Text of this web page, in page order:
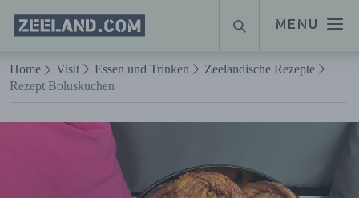
Naar hoofdinhoud
MENU
Homepage
Zeeland.com
SUCHE
Home Visit Essen und Trinken
Zeelandische Rezepte
Rezept Boluskuchen